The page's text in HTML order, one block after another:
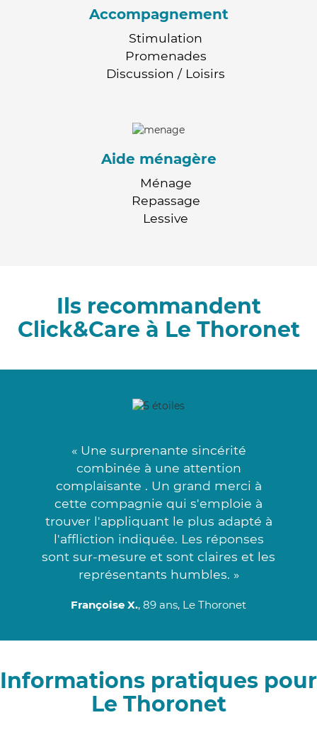
Accompagnement
Stimulation
Promenades
Discussion / Loisirs
Aide ménagère
Ménage
Repassage
Lessive
Ils recommandent
Click&Care à Le Thoronet
« Une surprenante sincérité
combinée à une attention
complaisante . Un grand merci à
cette compagnie qui s'emploie à
trouver l'appliquant le plus adapté à
l'affliction indiquée. Les réponses
sont sur-mesure et sont claires et les
représentants humbles. »
Françoise X., 89 ans, Le Thoronet
Informations pratiques pour
Le Thoronet